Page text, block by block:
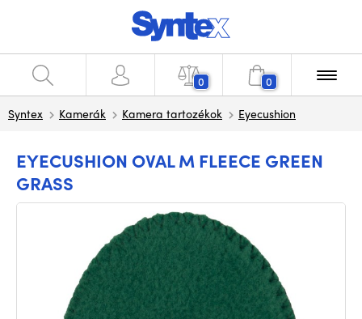
0 0
Syntex Kamerák Kamera tartozékok Eyecushion
EYECUSHION OVAL M FLEECE GREEN
GRASS